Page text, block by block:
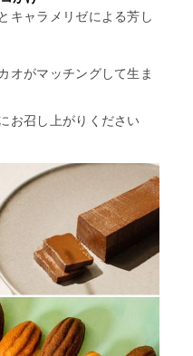
キャラメリゼによる芳し
オがマッチングして生ま
お召し上がりください